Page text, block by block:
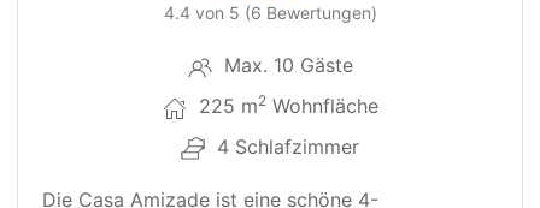
4.4 von 5 (6 Bewertungen)
Max. 10 Gäste
225 m2Wohnfläche
4 Schlafzimmer
Die Casa Amizade ist eine schöne 4-